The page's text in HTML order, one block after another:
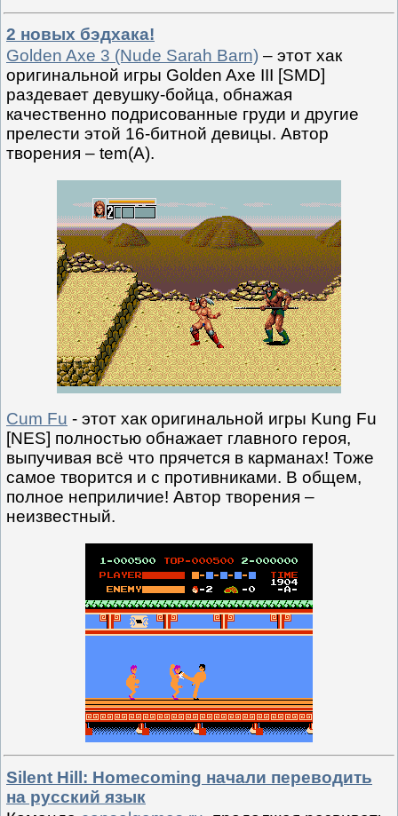
2 новых бэдхака!
Golden Axe 3 (Nude Sarah Barn) – этот хак
оригинальной игры Golden Axe III [SMD]
раздевает девушку-бойца, обнажая
качественно подрисованные груди и другие
прелести этой 16-битной девицы. Автор
творения – tem(A).
Cum Fu - этот хак оригинальной игры Kung Fu
[NES] полностью обнажает главного героя,
выпучивая всё что прячется в карманах! Тоже
самое творится и с противниками. В общем,
полное неприличие! Автор творения –
неизвестный.
Silent Hill: Homecoming начали переводить
на русский язык